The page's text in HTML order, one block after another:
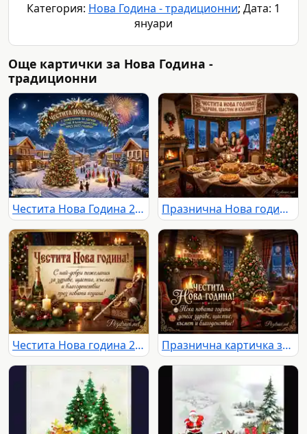
Категория: Нова Година - традиционни; Дата: 1
януари
Още картички за Нова Година -
традиционни
Честита Нова Година 2027: Празник в заснежено село с елха, хоро и фойерверки Празнична Нова година с български традиции: семейство, уют, богата трапеза и зимна магия.
Честита Нова година 2025: Празнична картичка с шампанско, свещи и топли пожелания. Празнична картичка за Нова година с уютна камина, коледна елха и пожелания